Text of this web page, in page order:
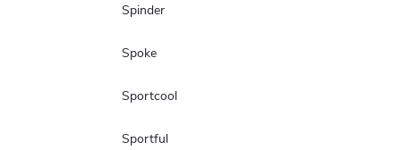
Spinder
Spoke
Sportcool
Sportful